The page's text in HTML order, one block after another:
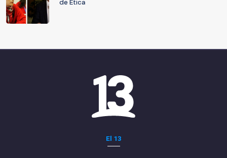
de Ética
El 13